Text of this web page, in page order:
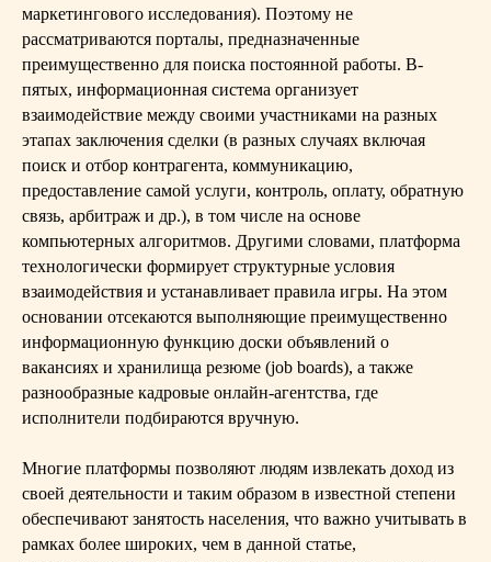
маркетингового исследования). Поэтому не
рассматриваются порталы, предназначенные
преимущественно для поиска постоянной работы. В-
пятых, информационная система организует
взаимодействие между своими участниками на разных
этапах заключения сделки (в разных случаях включая
поиск и отбор контрагента, коммуникацию,
предоставление самой услуги, контроль, оплату, обратную
связь, арбитраж и др.), в том числе на основе
компьютерных алгоритмов. Другими словами, платформа
технологически формирует структурные условия
взаимодействия и устанавливает правила игры. На этом
основании отсекаются выполняющие преимущественно
информационную функцию доски объявлений о
вакансиях и хранилища резюме (job boards), а также
разнообразные кадровые онлайн-агентства, где
исполнители подбираются вручную.
Многие платформы позволяют людям извлекать доход из
своей деятельности и таким образом в известной степени
обеспечивают занятость населения, что важно учитывать в
рамках более широких, чем в данной статье,